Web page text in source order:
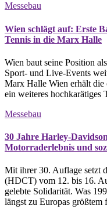
Messebau
Wien schlägt auf: Erste
Tennis in die Marx Halle
Wien baut seine Position
Sport- und Live-Events
Marx Halle Wien erhält die
ein weiteres hochkarätiges
Messebau
30 Jahre Harley-
Motorraderlebnis und
Mit ihrer 30. Auflage setzt
(HDCT) vom 12. bis 16.
gelebte Solidarität. Was
längst zu Europas